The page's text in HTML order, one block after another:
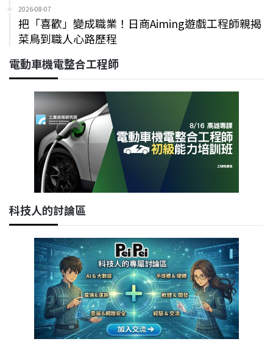
2026-08-07
把「喜歡」變成職業！日商Aiming遊戲工程師親揭
菜鳥到職人心路歷程
電動車機電整合工程師
科技人的討論區